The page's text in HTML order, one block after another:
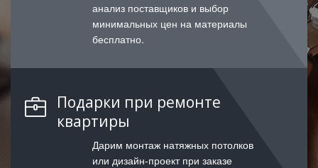
анализ поставщиков и выбор
минимальных цен на материалы
бесплатно.
Подарки при ремонте
квартиры
Дарим монтаж натяжных потолков
или дизайн-проект при заказе